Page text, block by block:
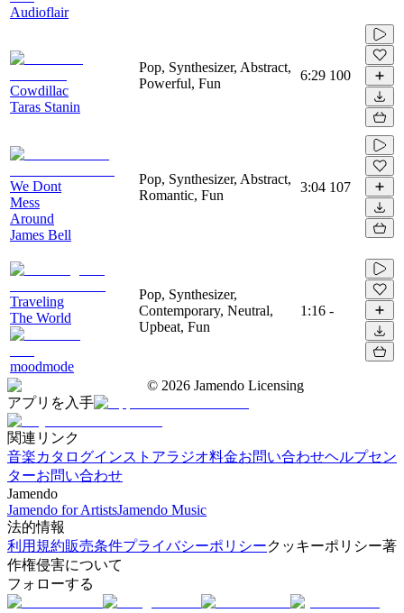
Audioflair
Cowdillac
Taras Stanin
Pop, Synthesizer, Abstract,
Powerful, Fun
6:29 100
We Dont
Mess
Around
James Bell
Pop, Synthesizer, Abstract,
Romantic, Fun
3:04 107
Traveling
The World
moodmode
Pop, Synthesizer,
Contemporary, Neutral,
Upbeat, Fun
1:16 -
© 2026 Jamendo Licensing
アプリを入手
関連リンク
音楽カタログインストアラジオ料金お問い合わせヘルプセン
ターお問い合わせ
Jamendo
Jamendo for ArtistsJamendo Music
法的情報
利用規約販売条件プライバシーポリシークッキーポリシー著
作権侵害について
フォローする